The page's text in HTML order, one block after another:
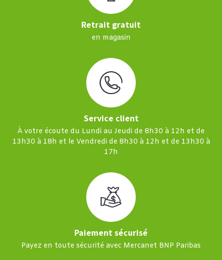
Retrait gratuit
en magasin
Service client
À votre écoute du Lundi au Jeudi de 8h30 à 12h et de
13h30 à 18h et le Vendredi de 8h30 à 12h et de 13h30 à
17h
Paiement sécurisé
Payez en toute sécurité avec Mercanet BNP Paribas